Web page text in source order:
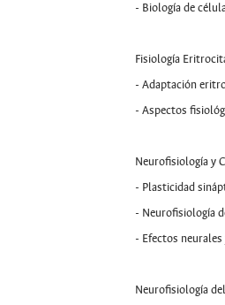
- Biología de
Fisiología
- Adaptación
- Aspectos
Neurofisiología y
- Plasticidad
- Neurofisiología
- Efectos
Neurofisiología